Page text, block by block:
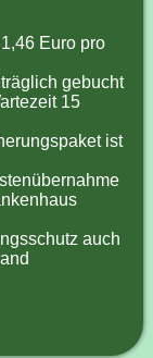
Euro pro
gebucht
15
ist
auch